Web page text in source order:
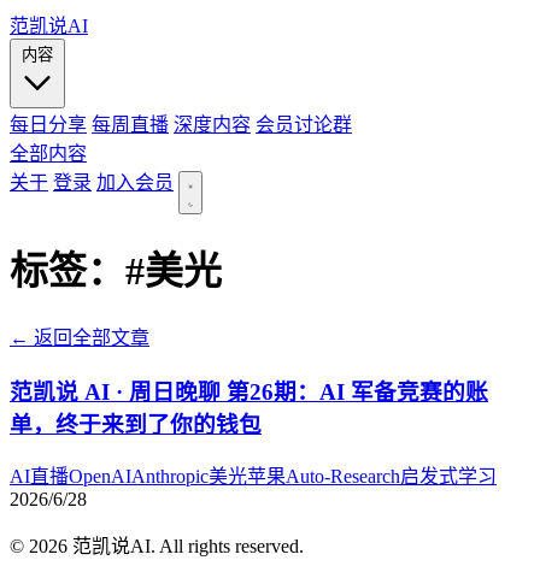
范凯说AI
每日分享 每周直播 深度内容 会员讨论群
全部内容
关于 登录 加入会员
标签： #美光
← 返回全部文章
范凯说 AI · 周日晚聊 第26期：AI 军备竞赛的账
单，终于来到了你的钱包
AI直播OpenAIAnthropic美光苹果Auto-Research启发式学习
2026/6/28
© 2026 范凯说AI. All rights reserved.